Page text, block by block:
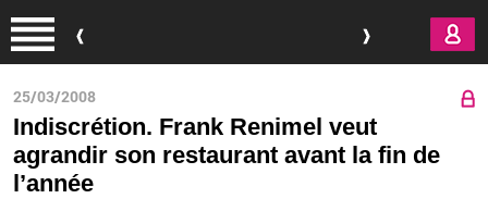
25/03/2008
Indiscrétion. Frank Renimel veut
agrandir son restaurant avant la fin de
l’année